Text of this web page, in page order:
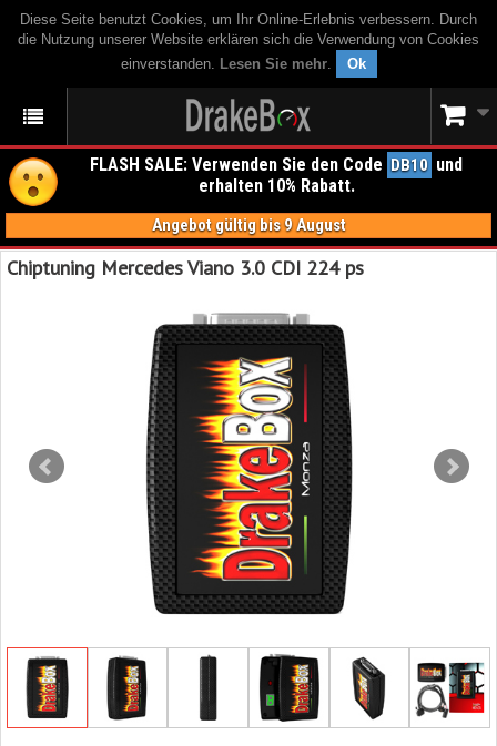
Diese Seite benutzt Cookies, um Ihr Online-Erlebnis verbessern. Durch
die Nutzung unserer Website erklären sich die Verwendung von Cookies
einverstanden. Lesen Sie mehr. Ok
FLASH SALE: Verwenden Sie den Code DB10 und
erhalten 10% Rabatt.
Angebot gültig bis 9 August
Chiptuning Mercedes Viano 3.0 CDI 224 ps